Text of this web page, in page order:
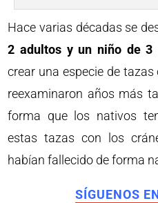
Hace varias décadas se
2 adultos y un niño de 3
crear una especie de
reexaminaron años más
forma que los nativos
estas tazas con los
habían fallecido de forma
SÍGUENOS